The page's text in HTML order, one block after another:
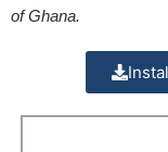
of Ghana.